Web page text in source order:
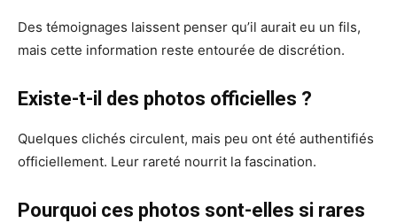
Des témoignages laissent penser qu’il aurait eu un fils,
mais cette information reste entourée de discrétion.
Existe-t-il des photos officielles ?
Quelques clichés circulent, mais peu ont été authentifiés
officiellement. Leur rareté nourrit la fascination.
Pourquoi ces photos sont-elles si rares